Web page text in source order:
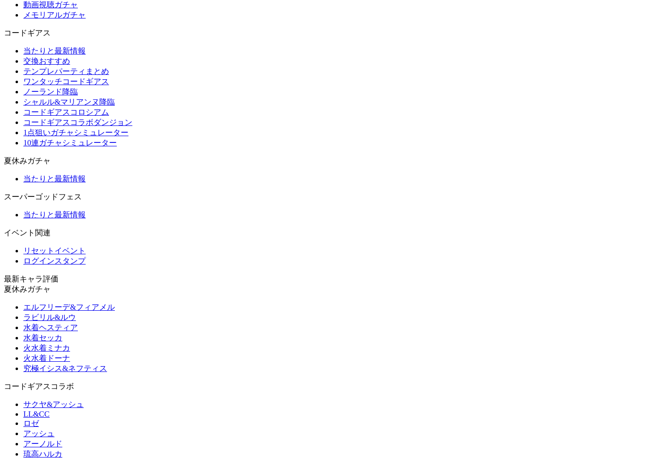
動画視聴ガチャ
メモリアルガチャ
コードギアス
当たりと最新情報
交換おすすめ
テンプレパーティまとめ
ワンタッチコードギアス
ノーランド降臨
シャルル&マリアンヌ降臨
コードギアスコロシアム
コードギアスコラボダンジョン
1点狙いガチャシミュレーター
10連ガチャシミュレーター
夏休みガチャ
当たりと最新情報
スーパーゴッドフェス
当たりと最新情報
イベント関連
リセットイベント
ログインスタンプ
最新キャラ評価
夏休みガチャ
エルフリーデ&フィアメル
ラビリル&ルウ
水着ヘスティア
水着セッカ
火水着ミナカ
火水着ドーナ
究極イシス&ネフティス
コードギアスコラボ
サクヤ&アッシュ
LL&CC
ロゼ
アッシュ
アーノルド
琉高ハルカ